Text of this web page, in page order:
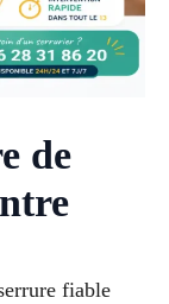
de
fiable